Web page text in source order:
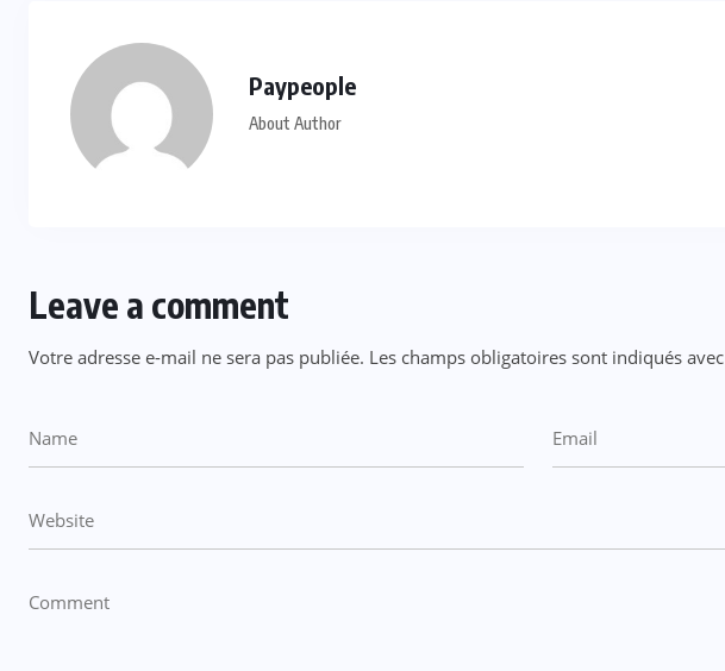
Paypeople
About Author
Leave a comment
Votre adresse e-mail ne sera pas publiée. Les champs obligatoires sont indiqués avec